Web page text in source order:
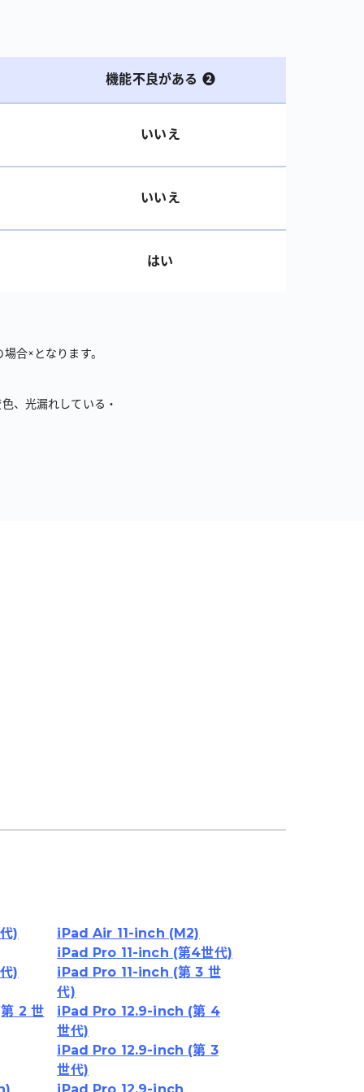
機能不良がある ❷
いいえ
いいえ
はい
合×となります。
、光漏れしている・
)
iPad Air 11-inch (M2)
iPad Pro 11-inch (第4世代)
)
iPad Pro 11-inch (第 3 世
代)
2 世
iPad Pro 12.9-inch (第 4
世代)
iPad Pro 12.9-inch (第 3
世代)